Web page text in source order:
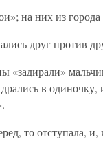
на них из
друг против
«задирали»
в одиночку,
то отступала,